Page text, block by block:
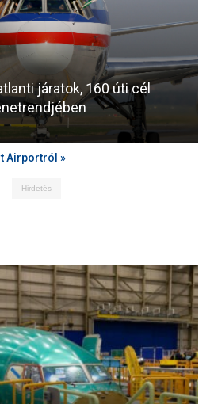
járatok, 160 úti cél
Airportról »
Hirdetés